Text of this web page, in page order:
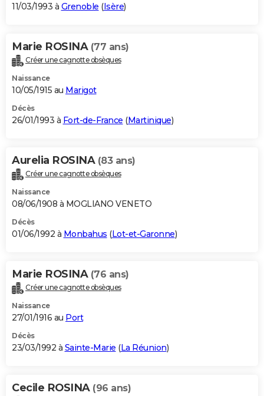
11/03/1993 à Grenoble (Isère)
Marie ROSINA (77 ans)
Créer une cagnotte obsèques
Naissance
10/05/1915 au Marigot
Décès
26/01/1993 à Fort-de-France (Martinique)
Aurelia ROSINA (83 ans)
Créer une cagnotte obsèques
Naissance
08/06/1908 à MOGLIANO VENETO
Décès
01/06/1992 à Monbahus (Lot-et-Garonne)
Marie ROSINA (76 ans)
Créer une cagnotte obsèques
Naissance
27/01/1916 au Port
Décès
23/03/1992 à Sainte-Marie (La Réunion)
Cecile ROSINA (96 ans)